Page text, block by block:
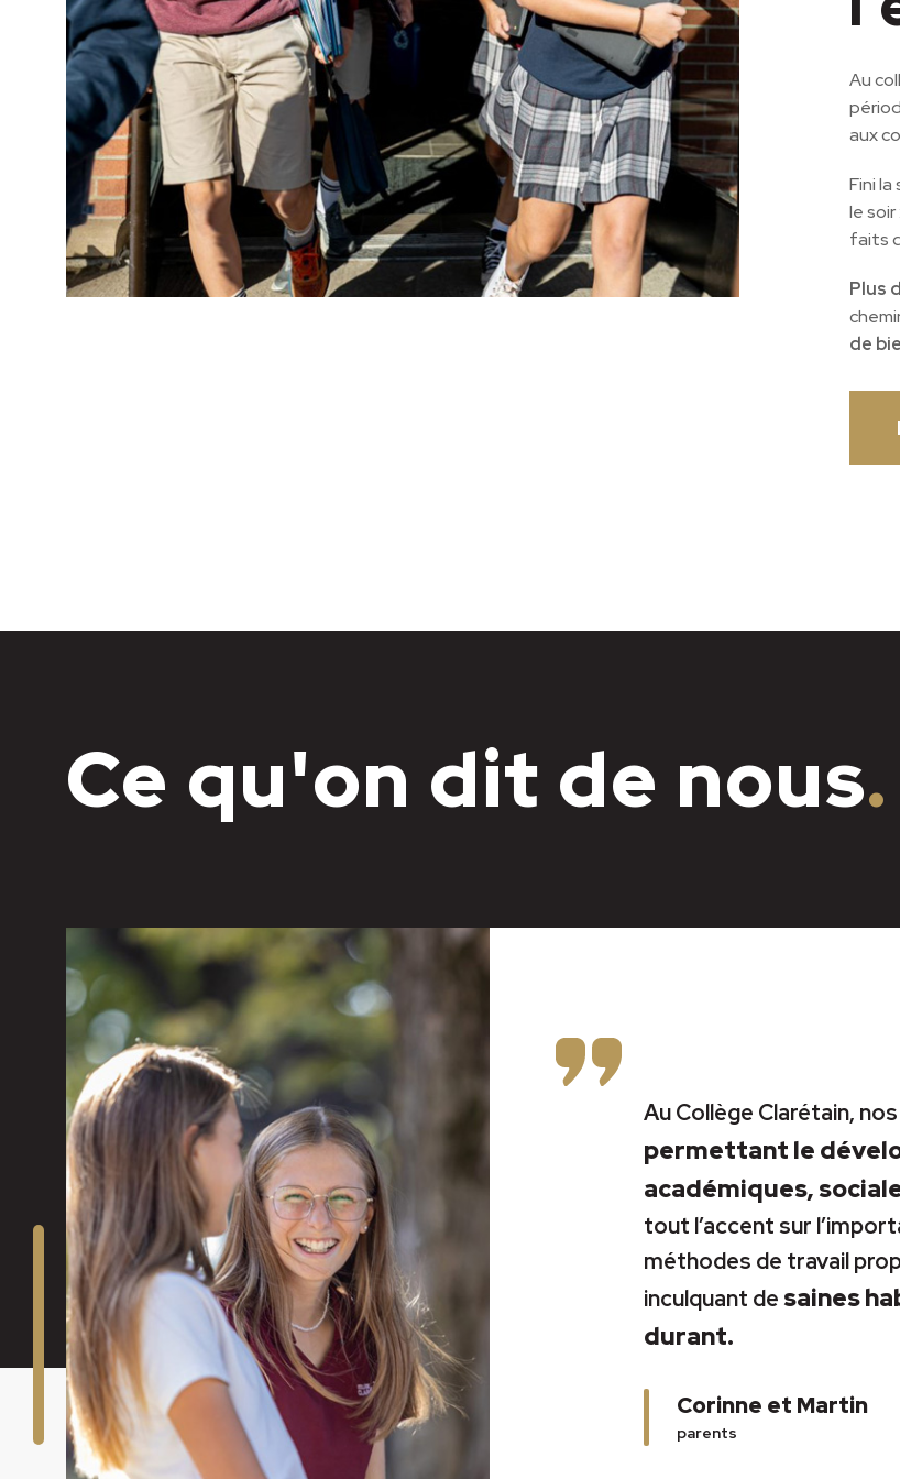
Au
aux
Fini
le
faits
Plus
de
Ce qu'on dit de nous.
Au Collège Clarétain,
permettant le
académiques,
tout l’accent sur
méthodes de travail
inculquant de saines
durant.
Corinne et Martin
parents